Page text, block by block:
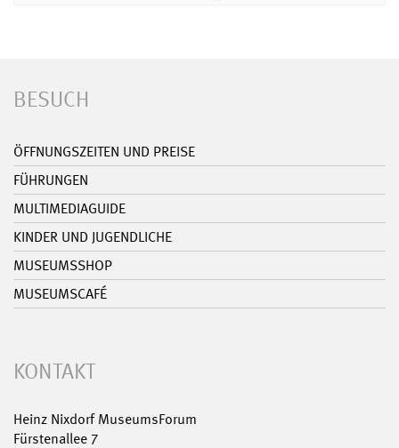
BESUCH
ÖFFNUNGSZEITEN UND PREISE
FÜHRUNGEN
MULTIMEDIAGUIDE
KINDER UND JUGENDLICHE
MUSEUMSSHOP
MUSEUMSCAFÉ
KONTAKT
Heinz Nixdorf MuseumsForum
Fürstenallee 7